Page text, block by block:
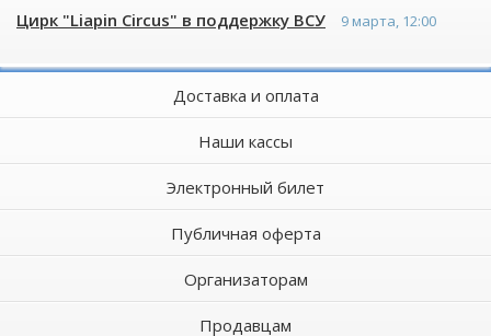
Цирк "Liapin Сircus" в поддержку ВСУ 9 марта, 12:00
Доставка и оплата
Наши кассы
Электронный билет
Публичная оферта
Организаторам
Продавцам